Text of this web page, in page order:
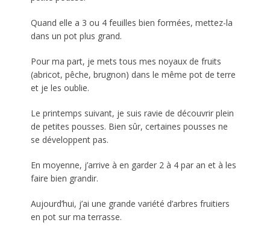
Quand elle a 3 ou 4 feuilles bien formées, mettez-la
dans un pot plus grand.
Pour ma part, je mets tous mes noyaux de fruits
(abricot, pêche, brugnon) dans le même pot de terre
et je les oublie.
Le printemps suivant, je suis ravie de découvrir plein
de petites pousses. Bien sûr, certaines pousses ne
se développent pas.
En moyenne, j’arrive à en garder 2 à 4 par an et à les
faire bien grandir.
Aujourd’hui, j’ai une grande variété d’arbres fruitiers
en pot sur ma terrasse.